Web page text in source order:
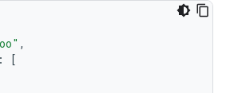
,
:
[